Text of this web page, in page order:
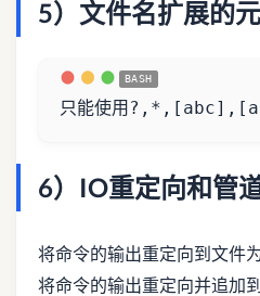
5）文件名扩展的
只能使用?,*, [ abc] , [
6）IO重定向和管
将命令的输出重定向到文件为
将命令的输出重定向并追加到